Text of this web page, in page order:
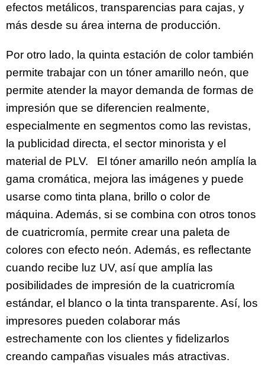
efectos metálicos, transparencias para cajas, y
más desde su área interna de producción.
Por otro lado, la quinta estación de color también
permite trabajar con un tóner amarillo neón, que
permite atender la mayor demanda de formas de
impresión que se diferencien realmente,
especialmente en segmentos como las revistas,
la publicidad directa, el sector minorista y el
material de PLV. El tóner amarillo neón amplía la
gama cromática, mejora las imágenes y puede
usarse como tinta plana, brillo o color de
máquina. Además, si se combina con otros tonos
de cuatricromía, permite crear una paleta de
colores con efecto neón. Además, es reflectante
cuando recibe luz UV, así que amplía las
posibilidades de impresión de la cuatricromía
estándar, el blanco o la tinta transparente. Así, los
impresores pueden colaborar más
estrechamente con los clientes y fidelizarlos
creando campañas visuales más atractivas.